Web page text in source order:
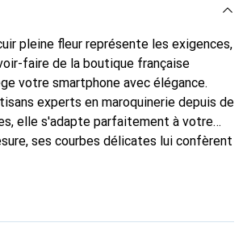
pleine fleur représente les exigences,
faire de la boutique française
votre smartphone avec élégance.
experts en maroquinerie depuis de
elle s'adapte parfaitement à votre
ses courbes délicates lui confèrent
votre smartphone. Reconnaissable à
un choix sûr pour une clientèle